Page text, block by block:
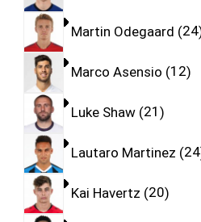
Martin Odegaard 24
Marco Asensio 12
Luke Shaw 21
Lautaro Martinez 24
Kai Havertz 20